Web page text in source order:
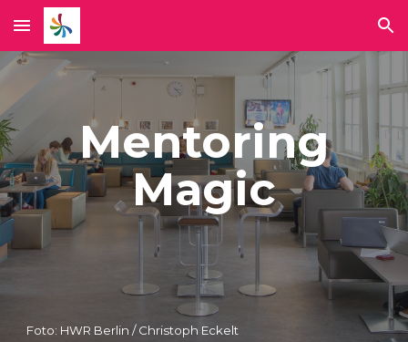
Skip to main content Skip to navigation
Mentoring
Magic
Foto: HWR Berlin / Christoph Eckelt